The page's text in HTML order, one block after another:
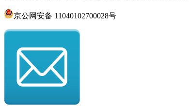
京公网安备 11040102700028号